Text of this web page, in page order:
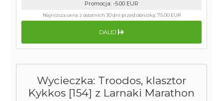
Wycieczka: Troodos, klasztor
Kykkos [154] z Larnaki Marathon
Promocja: -5.00 EUR
Najniższa cena z ostatnich 30 dni przed obniżką:75.00 EUR
DALEJ